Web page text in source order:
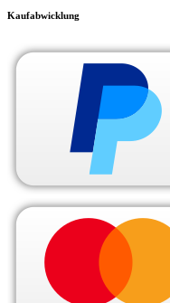
Kaufabwicklung